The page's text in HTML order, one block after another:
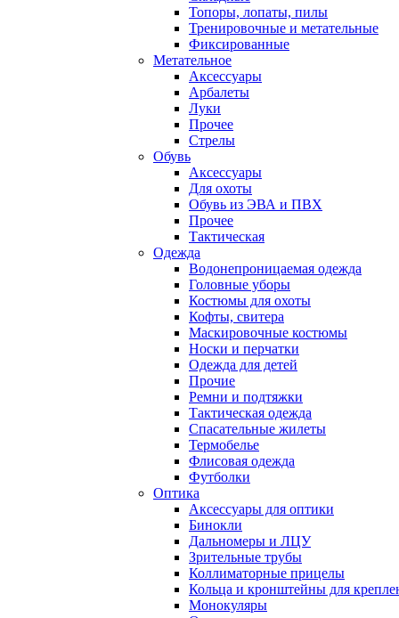
Топоры, лопаты, пилы
Тренировочные и метательные
Фиксированные
Метательное
Аксессуары
Арбалеты
Луки
Прочее
Стрелы
Обувь
Аксессуары
Для охоты
Обувь из ЭВА и ПВХ
Прочее
Тактическая
Одежда
Водонепроницаемая одежда
Головные уборы
Костюмы для охоты
Кофты, свитера
Маскировочные костюмы
Носки и перчатки
Одежда для детей
Прочие
Ремни и подтяжки
Тактическая одежда
Спасательные жилеты
Термобелье
Флисовая одежда
Футболки
Оптика
Аксессуары для оптики
Бинокли
Дальномеры и ЛЦУ
Зрительные трубы
Коллиматорные прицелы
Кольца и кронштейны для
Монокуляры